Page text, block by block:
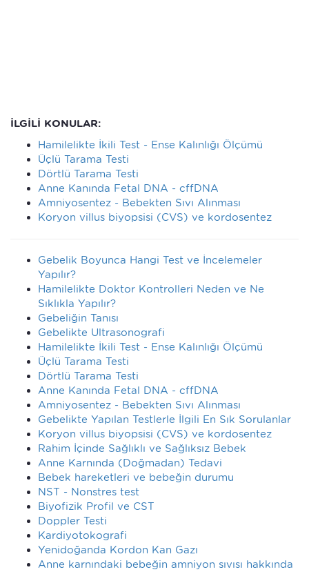
İLGİLİ KONULAR:
Hamilelikte İkili Test - Ense Kalınlığı Ölçümü
Üçlü Tarama Testi
Dörtlü Tarama Testi
Anne Kanında Fetal DNA - cffDNA
Amniyosentez - Bebekten Sıvı Alınması
Koryon villus biyopsisi (CVS) ve kordosentez
Gebelik Boyunca Hangi Test ve İncelemeler
Yapılır?
Hamilelikte Doktor Kontrolleri Neden ve Ne
Sıklıkla Yapılır?
Gebeliğin Tanısı
Gebelikte Ultrasonografi
Hamilelikte İkili Test - Ense Kalınlığı Ölçümü
Üçlü Tarama Testi
Dörtlü Tarama Testi
Anne Kanında Fetal DNA - cffDNA
Amniyosentez - Bebekten Sıvı Alınması
Gebelikte Yapılan Testlerle İlgili En Sık Sorulanlar
Koryon villus biyopsisi (CVS) ve kordosentez
Rahim İçinde Sağlıklı ve Sağlıksız Bebek
Anne Karnında (Doğmadan) Tedavi
Bebek hareketleri ve bebeğin durumu
NST - Nonstres test
Biyofizik Profil ve CST
Doppler Testi
Kardiyotokografi
Yenidoğanda Kordon Kan Gazı
Anne karnındaki bebeğin amniyon sıvısı hakkında